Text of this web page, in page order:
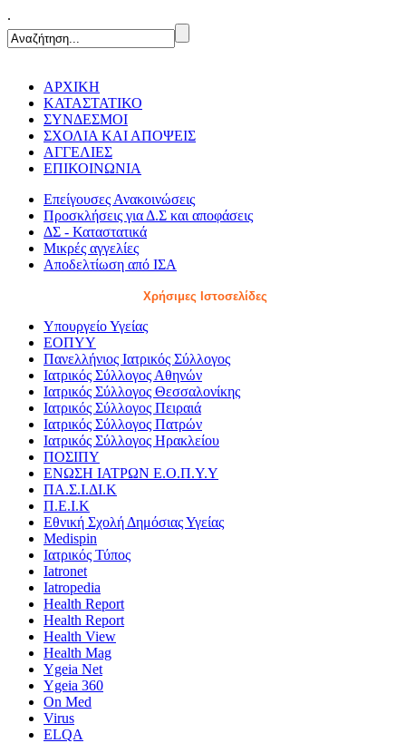
.
ΑΡΧΙΚΗ
ΚΑΤΑΣΤΑΤΙΚΟ
ΣΥΝΔΕΣΜΟΙ
ΣΧΟΛΙΑ ΚΑΙ ΑΠΟΨΕΙΣ
ΑΓΓΕΛΙΕΣ
ΕΠΙΚΟΙΝΩΝΙΑ
Επείγουσες Ανακοινώσεις
Προσκλήσεις για Δ.Σ και αποφάσεις
ΔΣ - Καταστατικά
Μικρές αγγελίες
Αποδελτίωση από ΙΣΑ
Χρήσιμες Ιστοσελίδες
Υπουργείο Υγείας
ΕΟΠΥΥ
Πανελλήνιος Ιατρικός Σύλλογος
Ιατρικός Σύλλογος Αθηνών
Ιατρικός Σύλλογος Θεσσαλονίκης
Ιατρικός Σύλλογος Πειραιά
Ιατρικός Σύλλογος Πατρών
Ιατρικός Σύλλογος Ηρακλείου
ΠΟΣΙΠΥ
ΕΝΩΣΗ ΙΑΤΡΩΝ Ε.Ο.Π.Υ.Υ
ΠΑ.Σ.Ι.ΔΙ.Κ
Π.Ε.Ι.Κ
Εθνική Σχολή Δημόσιας Υγείας
Medispin
Ιατρικός Τύπος
Iatronet
Iatropedia
Health Report
Health Report
Health View
Health Mag
Ygeia Net
Ygeia 360
On Med
Virus
ELQA